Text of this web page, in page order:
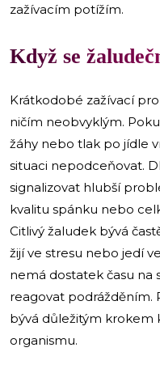
zažívacím potížím.
​Když se
Krátkodobé zažívací
ničím neobvyklým.
žáhy nebo tlak po jídle
situaci nepodceňovat.
signalizovat hlubší
kvalitu spánku nebo
Citlivý žaludek bývá
žijí ve stresu nebo jedí
nemá dostatek času na
reagovat podrážděním.
bývá důležitým krokem
organismu.